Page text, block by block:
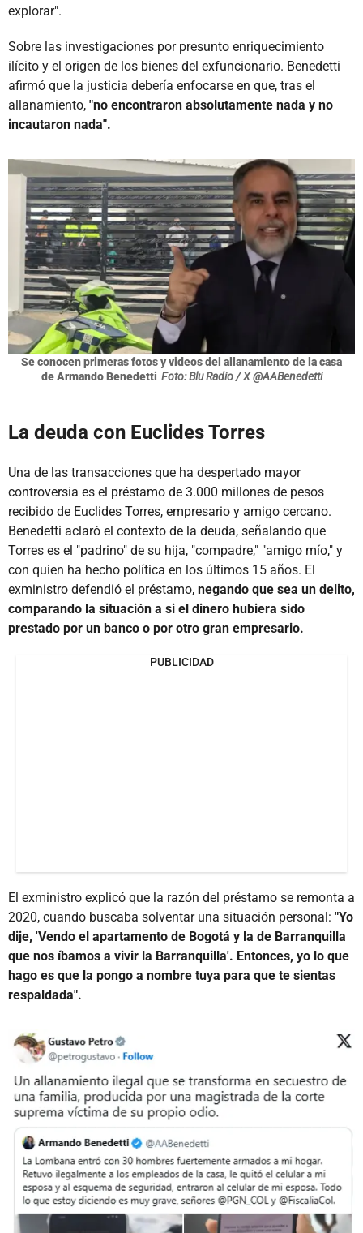
explorar".
Sobre las investigaciones por presunto enriquecimiento
ilícito y el origen de los bienes del exfuncionario. Benedetti
afirmó que la justicia debería enfocarse en que, tras el
allanamiento, "no encontraron absolutamente nada y no
incautaron nada".
Se conocen primeras fotos y videos del allanamiento de la casa
de Armando Benedetti Foto: Blu Radio / X @AABenedetti
La deuda con Euclides Torres
Una de las transacciones que ha despertado mayor
controversia es el préstamo de 3.000 millones de pesos
recibido de Euclides Torres, empresario y amigo cercano.
Benedetti aclaró el contexto de la deuda, señalando que
Torres es el "padrino" de su hija, "compadre," "amigo mío," y
con quien ha hecho política en los últimos 15 años. El
exministro defendió el préstamo, negando que sea un delito,
comparando la situación a si el dinero hubiera sido
prestado por un banco o por otro gran empresario.
PUBLICIDAD
El exministro explicó que la razón del préstamo se remonta a
2020, cuando buscaba solventar una situación personal: "Yo
dije, 'Vendo el apartamento de Bogotá y la de Barranquilla
que nos íbamos a vivir la Barranquilla'. Entonces, yo lo que
hago es que la pongo a nombre tuya para que te sientas
respaldada".